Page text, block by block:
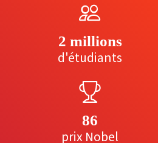
2 millions
d'étudiants
86
prix Nobel